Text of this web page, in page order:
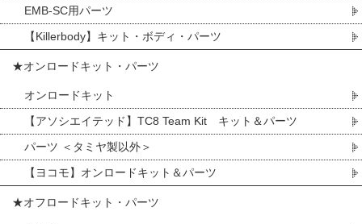
EMB-SC用パーツ
【Killerbody】キット・ボディ・パーツ
★オンロードキット・パーツ
オンロードキット
【アソシエイテッド】TC8 Team Kit キット＆パーツ
パーツ ＜タミヤ製以外＞
【ヨコモ】オンロードキット＆パーツ
★オフロードキット・パーツ